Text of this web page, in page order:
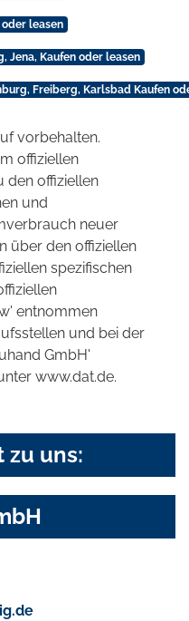
leasen
Jena, Kaufen oder leasen
Freiberg, Karlsbad Kaufen
vorbehalten.
offiziellen
den offiziellen
und
neuer
über den offiziellen
spezifischen
entnommen
und bei der
GmbH'
www.dat.de.
zu uns: